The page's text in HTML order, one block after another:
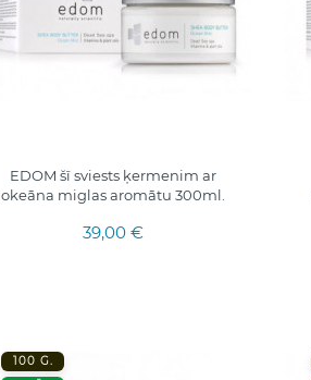
EDOM šī sviests ķermenim ar
okeāna miglas aromātu 300ml.
39,00 €
100 G.